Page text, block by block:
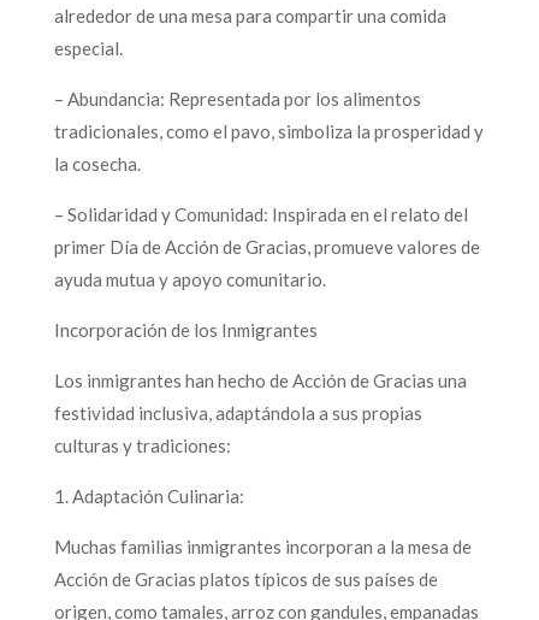
alrededor de una mesa para compartir una comida
especial.
– Abundancia: Representada por los alimentos
tradicionales, como el pavo, simboliza la prosperidad y
la cosecha.
– Solidaridad y Comunidad: Inspirada en el relato del
primer Día de Acción de Gracias, promueve valores de
ayuda mutua y apoyo comunitario.
Incorporación de los Inmigrantes
Los inmigrantes han hecho de Acción de Gracias una
festividad inclusiva, adaptándola a sus propias
culturas y tradiciones:
1. Adaptación Culinaria:
Muchas familias inmigrantes incorporan a la mesa de
Acción de Gracias platos típicos de sus países de
origen, como tamales, arroz con gandules, empanadas